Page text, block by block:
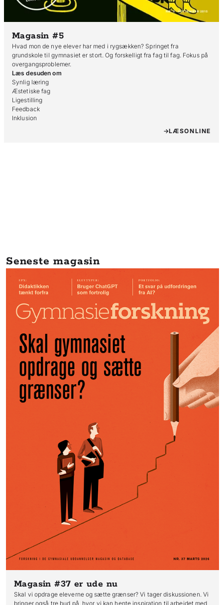
Magasin #5
Hvad mon de nye elever har med i rygsækken? Springet fra
grundskole til gymnasiet er stort. Og forskelligt fra fag til fag. Fokus på
overgangsproblemer.
Læs desuden om
Synlig læring
Æstetiske fag
Ligestilling
Feedback
Inklusion
LÆSONLINE
Seneste magasin
Magasin #37 er ude nu
Skal vi opdrage eleverne og sætte grænser? Vi tager diskussionen. Vi
bringer også tre bud på, hvor vi kan hente inspiration til arbejdet med